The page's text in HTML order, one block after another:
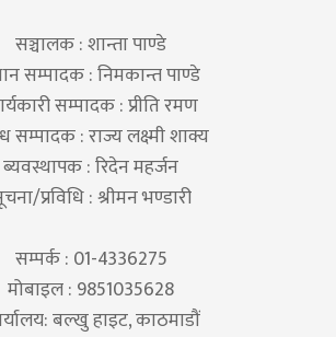
सञ्चालक : शान्ता पाण्डे
सम्पादक : निमकान्त पाण्डे
सम्पादक : प्रीति रमण
सम्पादक : राज्य लक्ष्मी शाक्य
ब्यवस्थापक : रिदेन महर्जन
प्रविधि : श्रीमन भण्डारी
सम्पर्क : 01-4336275
मोबाइल : 9851035628
बल्खु हाइट, काठमाडौं